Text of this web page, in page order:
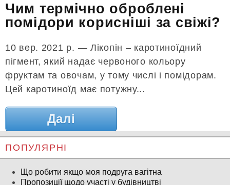
Чим термічно оброблені
помідори корисніші за свіжі?
10 вер. 2021 р. — Лікопін – каротиноїдний
пігмент, який надає червоного кольору
фруктам та овочам, у тому числі і помідорам.
Цей каротиноїд має потужну...
Далі
ПОПУЛЯРНІ
Що робити якщо моя подруга вагітна
Пропозиції щодо участі у будівництві